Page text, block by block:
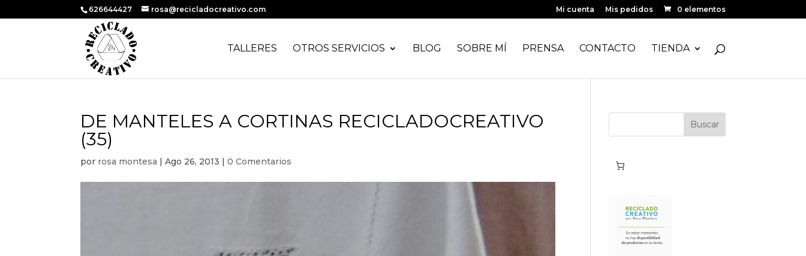
626644427 rosa@recicladocreativo.com Mi cuenta Mis pedidos 0 elementos
TALLERES OTROS SERVICIOS BLOG SOBRE MÍ PRENSA CONTACTO TIENDA
DE MANTELES A CORTINAS RECICLADOCREATIVO
(35)
por rosa montesa |Ago 26, 2013 |0 Comentarios